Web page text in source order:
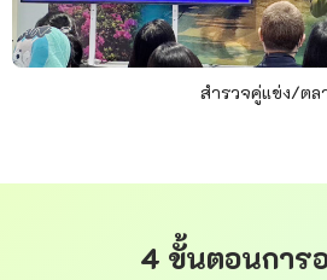
สำรวจคู่แข่ง/ตล
4 ขั้นตอนการ